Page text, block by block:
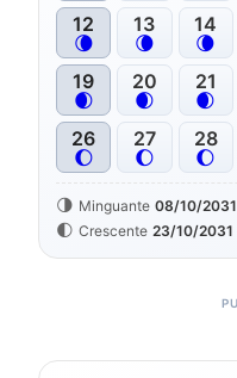
12
🌘
13
🌘
14
🌘
19
🌒
20
🌒
21
🌒
26
🌔
27
🌔
28
🌔
🌗 Minguante 08/10/2031
🌓 Crescente 23/10/2031